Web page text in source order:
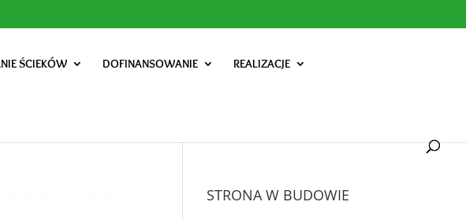
ŚCIEKÓW DOFINANSOWANIE REALIZACJE
STRONA W BUDOWIE